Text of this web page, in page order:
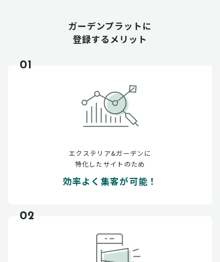
ガーデンプラットに
登録するメリット
01
エクステリア&ガーデンに
特化したサイトのため
効率よく集客が可能！
02